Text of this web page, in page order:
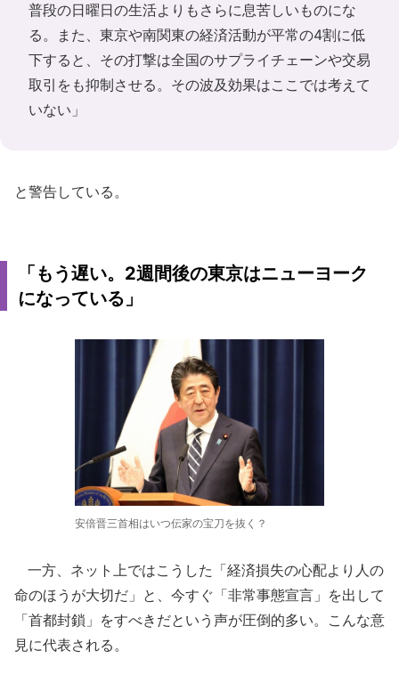
普段の日曜日の生活よりもさらに息苦しいものにな
る。また、東京や南関東の経済活動が平常の4割に低
下すると、その打撃は全国のサプライチェーンや交易
取引をも抑制させる。その波及効果はここでは考えて
いない」
と警告している。
「もう遅い。2週間後の東京はニューヨーク
になっている」
安倍晋三首相はいつ伝家の宝刀を抜く？
一方、ネット上ではこうした「経済損失の心配より人の
命のほうが大切だ」と、今すぐ「非常事態宣言」を出して
「首都封鎖」をすべきだという声が圧倒的多い。こんな意
見に代表される。